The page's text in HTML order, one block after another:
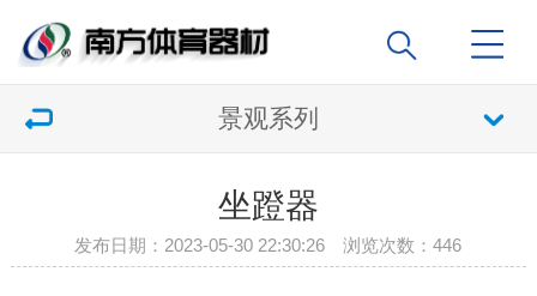
景观系列
坐蹬器
发布日期：2023-05-30 22:30:26 浏览次数：446